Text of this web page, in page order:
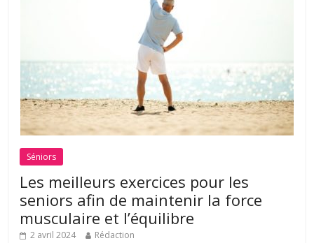
Séniors
Les meilleurs exercices pour les
seniors afin de maintenir la force
musculaire et l’équilibre
2 avril 2024 Rédaction